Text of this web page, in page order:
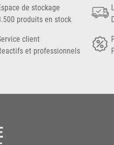
de stockage
produits en stock
client
et professionnels